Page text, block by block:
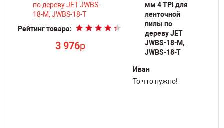
Рейтинг товара:
3 976p
мм 4 TPI для
ленточной
пилы по
дереву JET
JWBS-18-M,
JWBS-18-T
Иван
То что нужно!